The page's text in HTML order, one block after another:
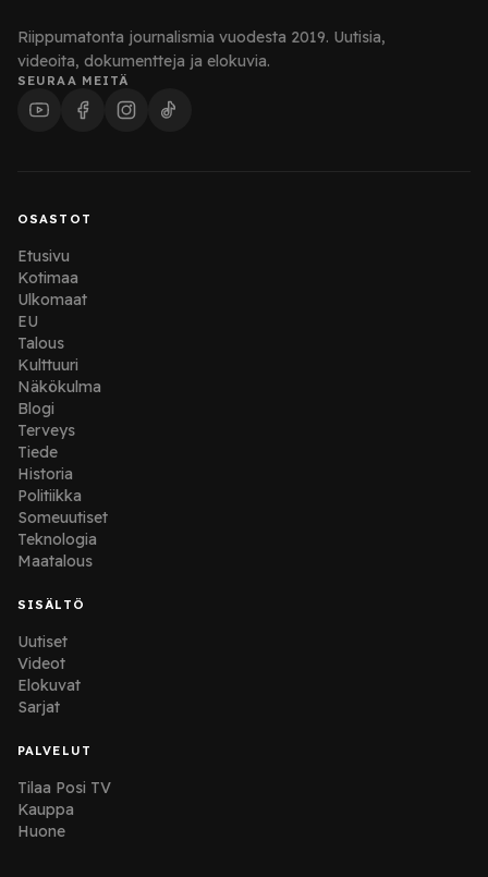
Riippumatonta journalismia vuodesta 2019. Uutisia,
videoita, dokumentteja ja elokuvia.
SEURAA MEITÄ
OSASTOT
Etusivu
Kotimaa
Ulkomaat
EU
Talous
Kulttuuri
Näkökulma
Blogi
Terveys
Tiede
Historia
Politiikka
Someuutiset
Teknologia
Maatalous
SISÄLTÖ
Uutiset
Videot
Elokuvat
Sarjat
PALVELUT
Tilaa Posi TV
Kauppa
Huone